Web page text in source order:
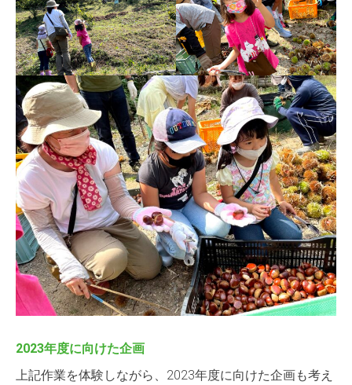
2023年度に向けた企画
上記作業を体験しながら、2023年度に向けた企画も考え